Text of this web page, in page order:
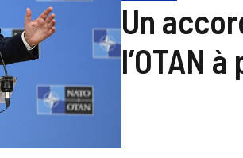
Un
l’OTAN